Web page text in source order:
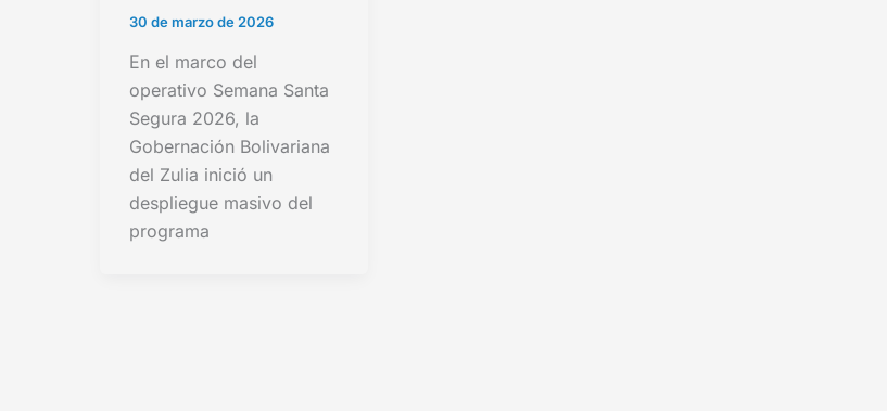
30 de marzo de 2026
En el marco del
operativo Semana Santa
Segura 2026, la
Gobernación Bolivariana
del Zulia inició un
despliegue masivo del
programa